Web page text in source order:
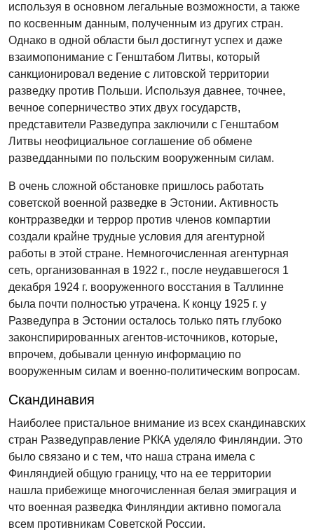
используя в основном легальные возможности, а также
по косвенным данным, полученным из других стран.
Однако в одной области был достигнут успех и даже
взаимопонимание с Генштабом Литвы, который
санкционировал ведение с литовской территории
разведку против Польши. Используя давнее, точнее,
вечное соперничество этих двух государств,
представители Разведупра заключили с Генштабом
Литвы неофициальное соглашение об обмене
разведданными по польским вооруженным силам.
В очень сложной обстановке пришлось работать
советской военной разведке в Эстонии. Активность
контрразведки и террор против членов компартии
создали крайне трудные условия для агентурной
работы в этой стране. Немногочисленная агентурная
сеть, организованная в 1922 г., после неудавшегося 1
декабря 1924 г. вооруженного восстания в Таллинне
была почти полностью утрачена. К концу 1925 г. у
Разведупра в Эстонии осталось только пять глубоко
законспирированных агентов-источников, которые,
впрочем, добывали ценную информацию по
вооруженным силам и военно-политическим вопросам.
Скандинавия
Наиболее пристальное внимание из всех скандинавских
стран Разведуправление РККА уделяло Финляндии. Это
было связано и с тем, что наша страна имела с
Финляндией общую границу, что на ее территории
нашла прибежище многочисленная белая эмиграция и
что военная разведка Финляндии активно помогала
всем противникам Советской России.